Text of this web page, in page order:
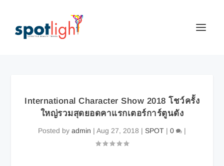
International Character Show 2018 โชว์ครั้ง
ใหญ่รวมสุดยอดคาแรกเตอร์การ์ตูนดัง
Posted by admin | Aug 27, 2018 | SPOT | 0 |